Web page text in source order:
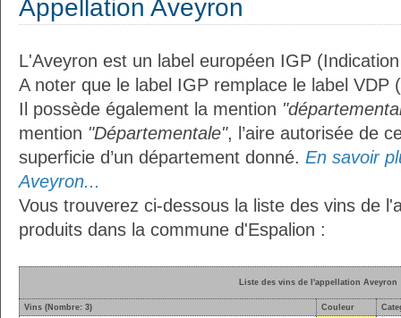
Appellation Aveyron
L'Aveyron est un label européen IGP
A noter que le label IGP remplace le label VDP
Il possède également la mention
mention "Départementale", l’aire autorisée de
superficie d’un département donné. En savoir
Aveyron...
Vous trouverez ci-dessous la liste des vins de
produits dans la commune d'Espalion :
Liste des vins de l'appellation Aveyron
Vins (Nombre: 3) Couleur